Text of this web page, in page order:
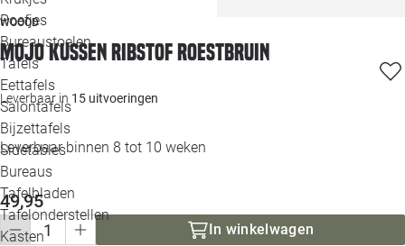
Poefjes
Bureaustoelen
Tafels
Eettafels
Salontafels
Bijzettafels
Sidetables
Bureaus
Tafelbladen
Tafelonderstellen
Kasten
WOOOD
Mojo kussen ribstof roestbruin
Leverbaar in 15 uitvoeringen
Leverbaar binnen 8 tot 10 weken
49,95
In winkelwagen